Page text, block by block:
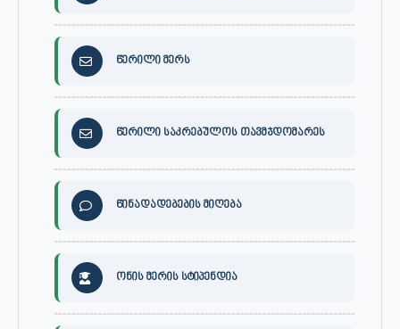
წერილი მერს
წერილი საკრებულოს თავმჯდომარეს
წინადადებების მიღება
ონის მერის სტიპენდია